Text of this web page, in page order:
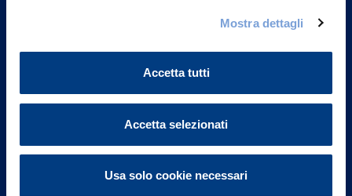
Mostra dettagli
Accetta tutti
Accetta selezionati
Usa solo cookie necessari
Performances
Press